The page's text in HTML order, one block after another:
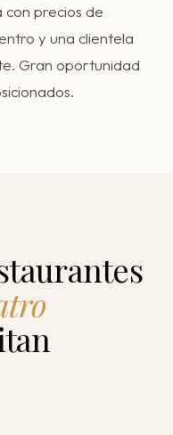
precios de
y una clientela
Gran oportunidad